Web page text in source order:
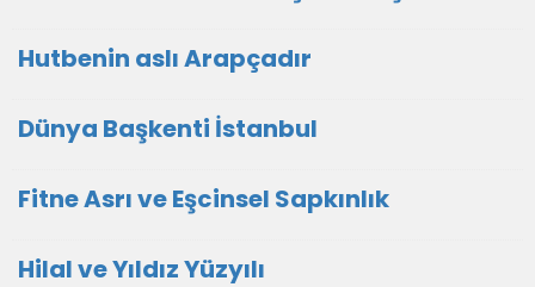
Hutbenin aslı Arapçadır
Dünya Başkenti İstanbul
Fitne Asrı ve Eşcinsel Sapkınlık
Hilal ve Yıldız Yüzyılı